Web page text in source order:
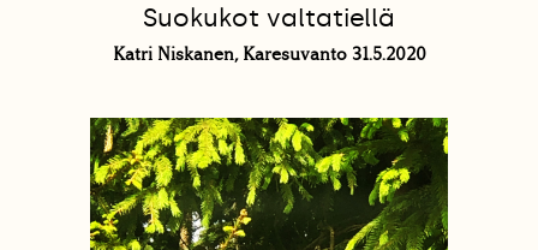
Suokukot valtatiellä
Katri Niskanen, Karesuvanto 31.5.2020